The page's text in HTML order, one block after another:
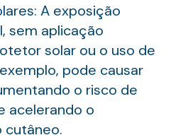
A exposição
sem aplicação
solar ou o uso de
pode causar
o risco de
acelerando o
cutâneo.